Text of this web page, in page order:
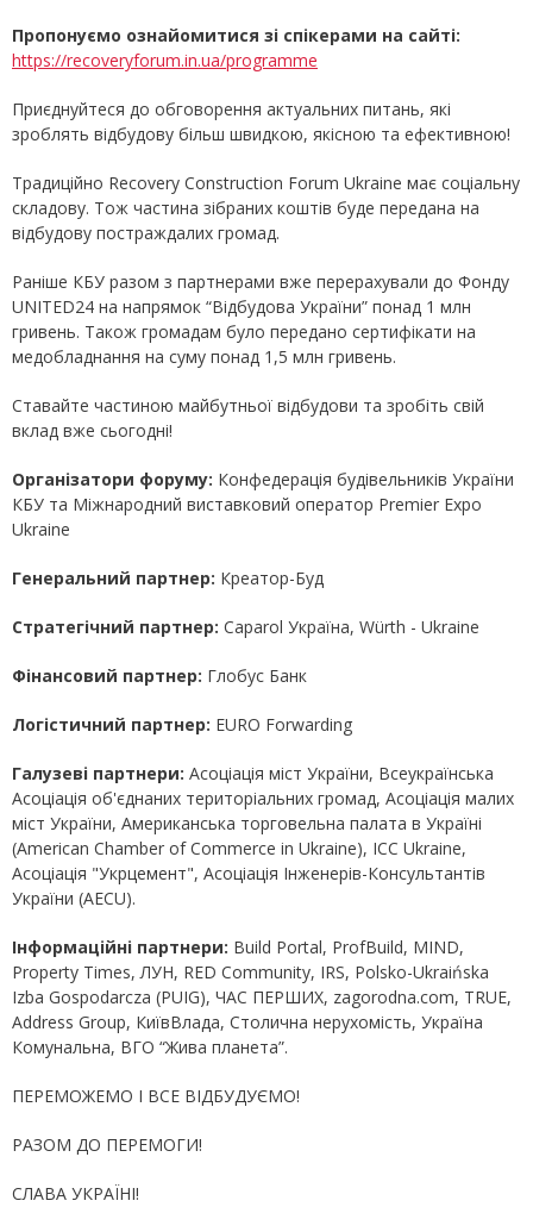
Пропонуємо ознайомитися зі спікерами на сайті:
https://recoveryforum.in.ua/programme
Приєднуйтеся до обговорення актуальних питань, які
зроблять відбудову більш швидкою, якісною та ефективною!
Традиційно Recovery Construction Forum Ukraine має соціальну
складову. Тож частина зібраних коштів буде передана на
відбудову постраждалих громад.
Раніше КБУ разом з партнерами вже перерахували до Фонду
UNITED24 на напрямок “Відбудова України” понад 1 млн
гривень. Також громадам було передано сертифікати на
медобладнання на суму понад 1,5 млн гривень.
Ставайте частиною майбутньої відбудови та зробіть свій
вклад вже сьогодні!
Організатори форуму: Конфедерація будівельників України
КБУ та Міжнародний виставковий оператор Premier Expo
Ukraine
Генеральний партнер: Креатор-Буд
Стратегічний партнер: Caparol Україна, Würth - Ukraine
Фінансовий партнер: Глобус Банк
Логістичний партнер: EURO Forwarding
Галузеві партнери: Асоціація міст України, Всеукраїнська
Асоціація об'єднаних територіальних громад, Асоціація малих
міст України, Американська торговельна палата в Україні
(American Chamber of Commerce in Ukraine), ICC Ukraine,
Асоціація "Укрцемент", Асоціація Інженерів-Консультантів
України (AECU).
Інформаційні партнери: Build Portal, ProfBuild, MIND,
Property Times, ЛУН, RED Community, IRS, Polsko-Ukraińska
Izba Gospodarcza (PUIG), ЧАС ПЕРШИХ, zagorodna.com, TRUE,
Address Group, КиївВлада, Столична нерухомість, Україна
Комунальна, ВГО “Жива планета”.
ПЕРЕМОЖЕМО І ВСЕ ВІДБУДУЄМО!
РАЗОМ ДО ПЕРЕМОГИ!
СЛАВА УКРАЇНІ!